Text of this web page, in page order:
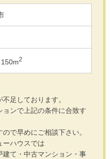
150m2
足しております。
ンで上記の条件に合致す
で早めにご相談下さい。
ーハウスでは
て・中古マンション・事